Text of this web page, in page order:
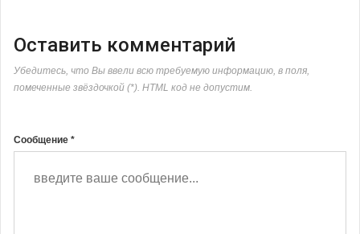
Оставить комментарий
Убедитесь, что Вы ввели всю требуемую информацию, в поля,
помеченные звёздочкой (*). HTML код не допустим.
Сообщение *